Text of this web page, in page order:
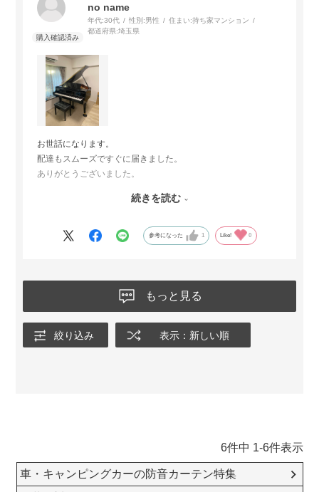
no name
年代:30代 性別:男性 住まい:持ち家マンション
都道府県:埼玉県
お世話になります。
配達もスムーズですぐに届きました。
ありがとうございました。
想像より少し分厚いかなと思いましたが、乗ってみる（乗せて
部屋の色とも合いましたので、満足しています。
柄がもう少し種類があれば、嬉しかったです。
た。
機能的には、問題ありません。
続きを読む
参考になった 1 Like! 0
もっと見る
絞り込み 表示：新しい順
6件中 1-6件表示
車・キャンピングカーの防音カーテン特集